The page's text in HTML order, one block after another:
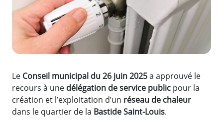
Le Conseil municipal du 26 juin 2025a approuvé le
recours à une délégation de service public pour la
création et l’exploitation d’un réseau de chaleur
dans le quartier de la Bastide Saint-Louis.